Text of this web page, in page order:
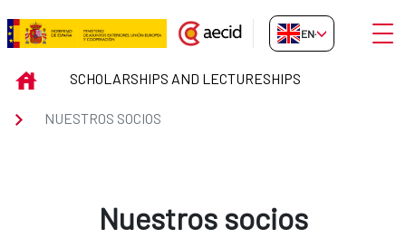
Skip to Main Content
Nuestros socios
EN-GB
INICIOSCHOLARSHIPS AND LECTURESHIPS
NUESTROS SOCIOS
Nuestros socios